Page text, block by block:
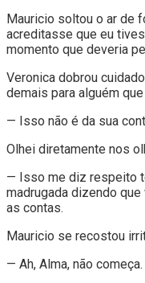
Mauricio soltou o ar de
acreditasse que eu
momento que deveria
Veronica dobrou
demais para alguém
— Isso não é da sua
Olhei diretamente nos
— Isso me diz respeito
madrugada dizendo
as contas.
Mauricio se recostou
— Ah, Alma, não